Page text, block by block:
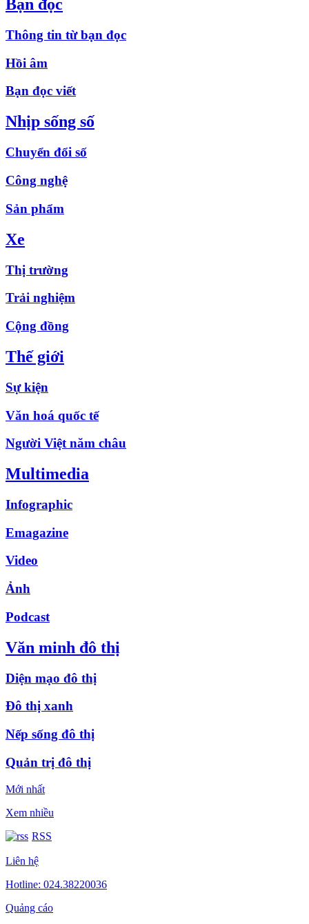
Bạn đọc
Thông tin từ bạn đọc
Hồi âm
Bạn đọc viết
Nhịp sống số
Chuyển đổi số
Công nghệ
Sản phẩm
Xe
Thị trường
Trải nghiệm
Cộng đồng
Thế giới
Sự kiện
Văn hoá quốc tế
Người Việt năm châu
Multimedia
Infographic
Emagazine
Video
Ảnh
Podcast
Văn minh đô thị
Diện mạo đô thị
Đô thị xanh
Nếp sống đô thị
Quản trị đô thị
Mới nhất
Xem nhiều
RSS
Liên hệ
Hotline: 024.38220036
Quảng cáo